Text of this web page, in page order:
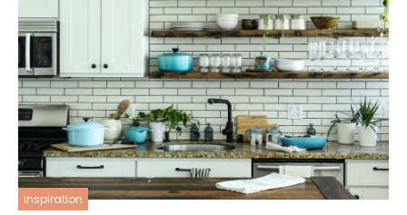
inspiration